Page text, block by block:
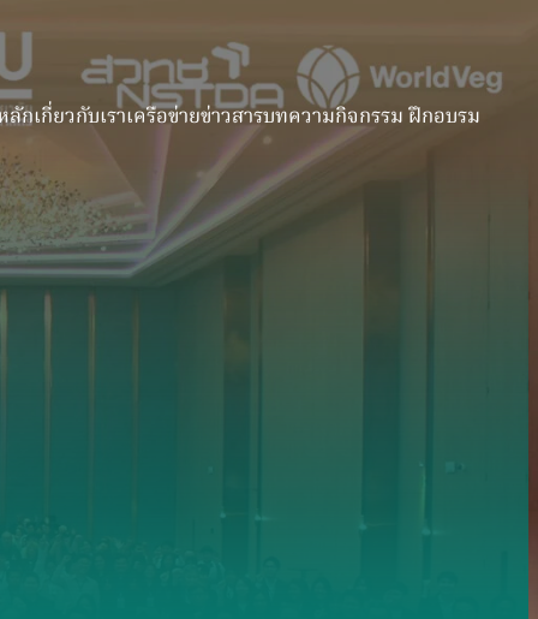
ลักเกี่ยวกับเราเครือข่ายข่าวสารบทความกิจกรรม ฝึกอบรม